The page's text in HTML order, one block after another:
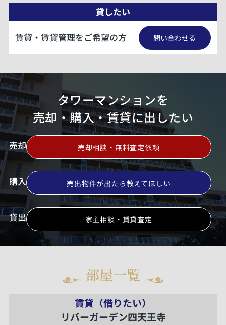
貸したい
賃貸・賃貸管理をご希望の方 問い合わせる
タワーマンションを
売却・購入・賃貸に出したい
売却 売却相談・無料査定依頼
購入 売出物件が出たら教えてほしい
貸出 家主相談・賃貸査定
部屋一覧
賃貸（借りたい）
リバーガーデン四天王寺